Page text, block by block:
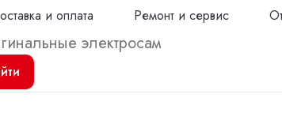
и оплата Ремонт и сервис